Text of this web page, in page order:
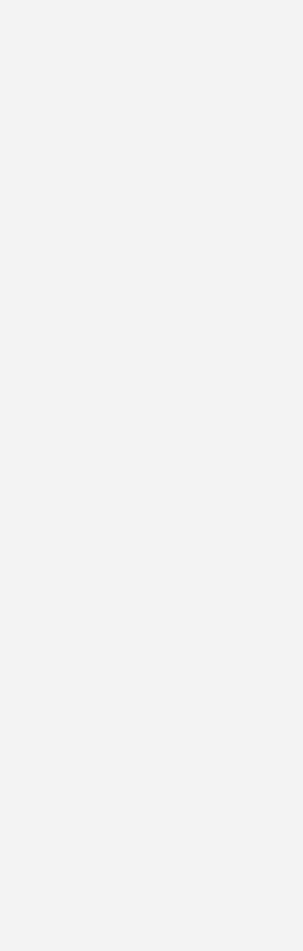
Sie regelmäßig von uns
und Neuigkeiten, gebündelt und
bin ich damit einverstanden, über
Angebote
KG
widerrufen und eine Abmeldung ist
zum Umgang mit Daten finden Sie
modu­lar, vor­ge­fer­tigt,